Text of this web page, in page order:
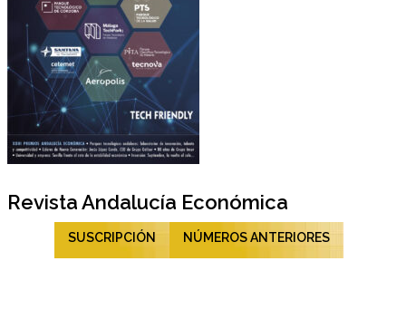
Revista Andalucía Económica
SUSCRIPCIÓN NÚMEROS ANTERIORES